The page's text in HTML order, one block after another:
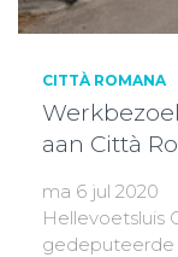
CITTÀ ROMANA
aan Città
ma 6 jul 2020
Hellevoetsluis
gedeputeerde